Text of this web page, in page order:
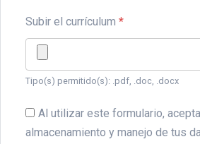
Subir el currículum *
Tipo(s) permitido(s): .pdf, .doc, .docx
Al utilizar este formulario,
almacenamiento y manejo de tus